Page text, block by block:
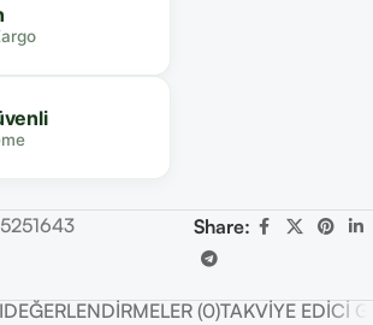
Share:
DEĞERLENDIRMELER (0)TAKVIYE EDICI